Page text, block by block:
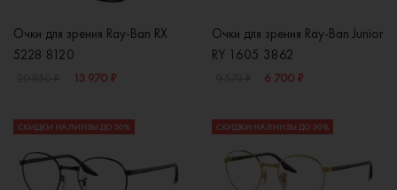
Очки для зрения Ray-Ban RX
5228 8120
13 970 ₽
Очки для зрения Ray-Ban Junior
RY 1605 3862
6 700 ₽
СКИДКИ НА ЛИНЗЫ ДО 30% СКИДКИ НА ЛИНЗЫ ДО 30%